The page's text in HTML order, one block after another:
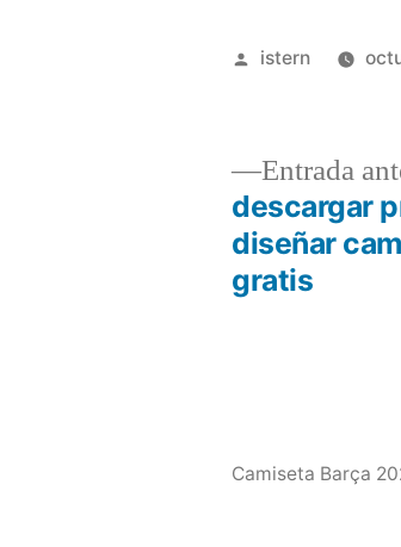
Publicado
istern
Navegación
Entrada
descargar
diseñar
gratis
Camiseta Barça